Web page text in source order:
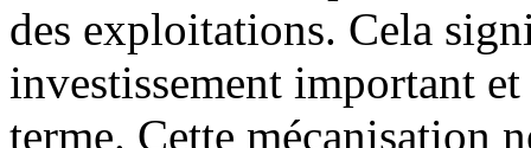
des exploitations. Cela
investissement important
terme. Cette mécanisation